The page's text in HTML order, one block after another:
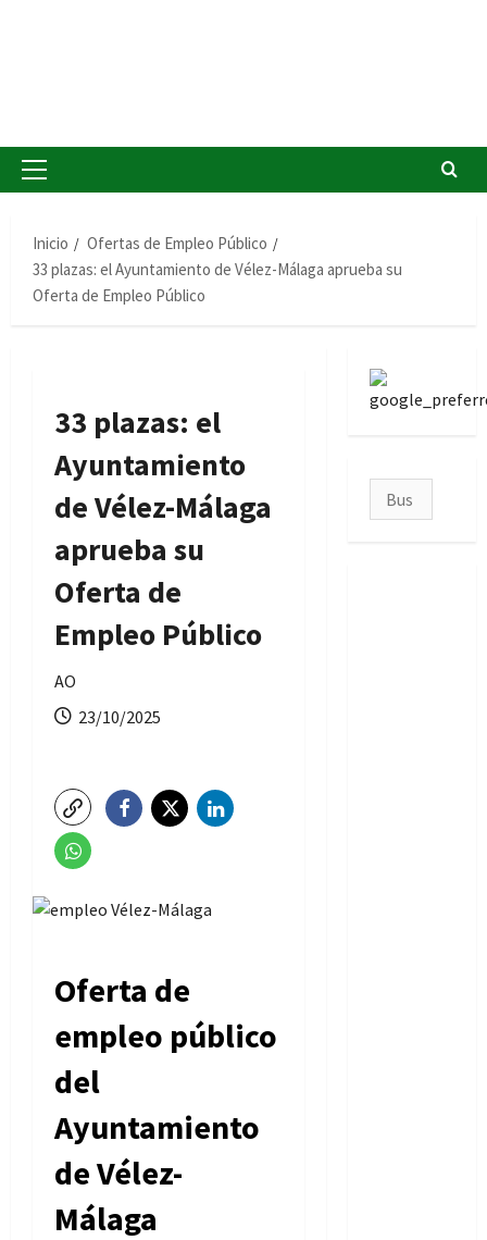
Menú
Inicio
Ofertas de Empleo Público
33 plazas: el Ayuntamiento de Vélez-Málaga aprueba su
Oferta de Empleo Público
33 plazas: el
Ayuntamiento
de Vélez-Málaga
aprueba su
Oferta de
Empleo Público
AO
23/10/2025
Oferta de
empleo público
del
Ayuntamiento
de Vélez-
Málaga
Buscar: